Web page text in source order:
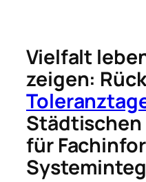
Vielfalt
zeigen:
für